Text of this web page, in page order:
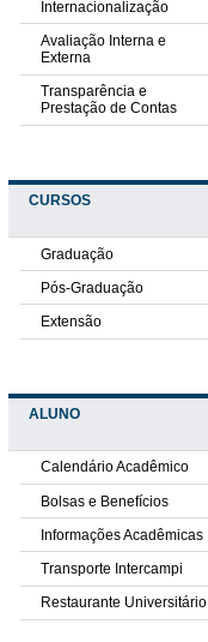
Internacionalização
Avaliação Interna e
Externa
Transparência e
Prestação de Contas
CURSOS
Graduação
Pós-Graduação
Extensão
ALUNO
Calendário Acadêmico
Bolsas e Benefícios
Informações Acadêmicas
Transporte Intercampi
Restaurante Universitário